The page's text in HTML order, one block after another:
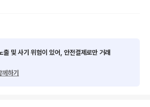
출 및 사기 위험이 있어, 안전결제로만 거래
하기